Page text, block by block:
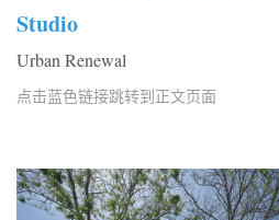
Studio
Urban Renewal
点击蓝色链接跳转到正文页面